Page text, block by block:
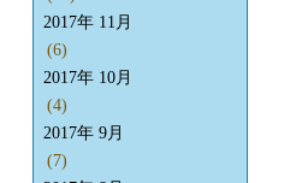
2017年 11月
(6)
2017年 10月
(4)
2017年 9月
(7)